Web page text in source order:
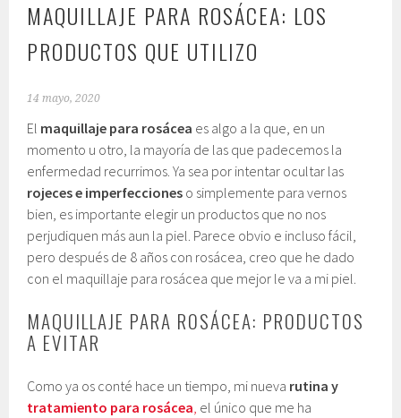
MAQUILLAJE PARA ROSÁCEA: LOS
PRODUCTOS QUE UTILIZO
14 mayo, 2020
El maquillaje para rosácea es algo a la que, en un
momento u otro, la mayoría de las que padecemos la
enfermedad recurrimos. Ya sea por intentar ocultar las
rojeces e imperfecciones o simplemente para vernos
bien, es importante elegir un productos que no nos
perjudiquen más aun la piel. Parece obvio e incluso fácil,
pero después de 8 años con rosácea, creo que he dado
con el maquillaje para rosácea que mejor le va a mi piel.
MAQUILLAJE PARA ROSÁCEA: PRODUCTOS
A EVITAR
Como ya os conté hace un tiempo, mi nueva rutina y
tratamiento para rosácea, el único que me ha